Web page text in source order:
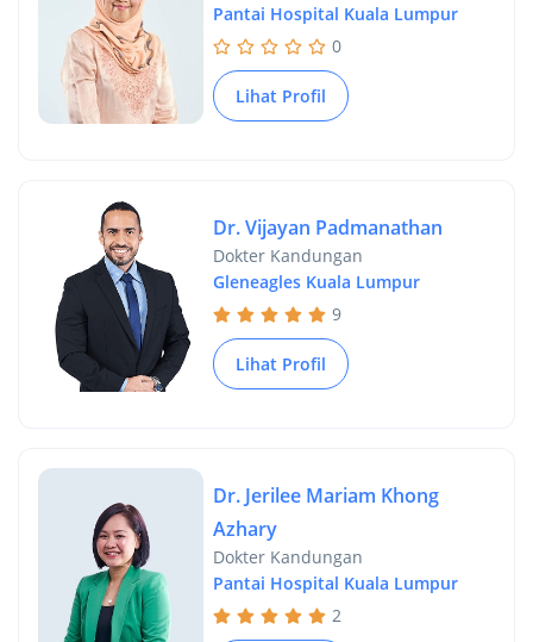
Pantai Hospital Kuala Lumpur
0
Lihat Profil
Dr. Vijayan Padmanathan
Dokter Kandungan
Gleneagles Kuala Lumpur
9
Lihat Profil
Dr. Jerilee Mariam Khong
Azhary
Dokter Kandungan
Pantai Hospital Kuala Lumpur
2